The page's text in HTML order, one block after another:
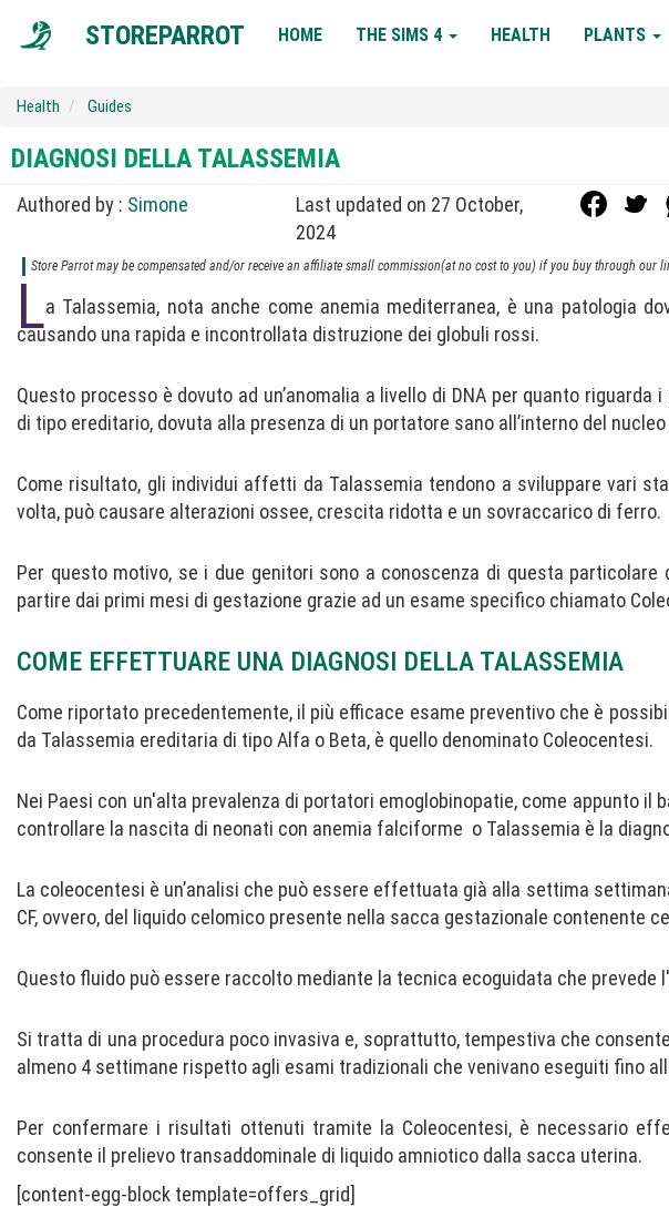
STOREPARROT
NAVIGATION
HOME THE SIMS 4 HEALTH PLANTS
Health Guides
DIAGNOSI DELLA TALASSEMIA
Authored by : Simone
Last updated on 27 October,
2024
Store Parrot may be compensated and/or receive an affiliate small commission(at no cost to you) if you buy through our
La Talassemia, nota anche come anemia mediterranea, è una patologia
causando una rapida e incontrollata distruzione dei globuli rossi.
Questo processo è dovuto ad un’anomalia a livello di DNA per quanto
di tipo ereditario, dovuta alla presenza di un portatore sano all’interno del
Come risultato, gli individui affetti da Talassemia tendono a sviluppare vari
volta, può causare alterazioni ossee, crescita ridotta e un sovraccarico di ferro.
Per questo motivo, se i due genitori sono a conoscenza di questa
partire dai primi mesi di gestazione grazie ad un esame specifico chiamato
COME EFFETTUARE UNA DIAGNOSI DELLA TALASSEMIA
Come riportato precedentemente, il più efficace esame preventivo che è
da Talassemia ereditaria di tipo Alfa o Beta, è quello denominato Coleocentesi.
Nei Paesi con un'alta prevalenza di portatori emoglobinopatie, come appunto
controllare la nascita di neonati con anemia falciforme o Talassemia è la
La coleocentesi è un’analisi che può essere effettuata già alla settima
CF, ovvero, del liquido celomico presente nella sacca gestazionale contenente
Questo fluido può essere raccolto mediante la tecnica ecoguidata che prevede
Si tratta di una procedura poco invasiva e, soprattutto, tempestiva che
almeno 4 settimane rispetto agli esami tradizionali che venivano eseguiti fino
Per confermare i risultati ottenuti tramite la Coleocentesi, è necessario
consente il prelievo transaddominale di liquido amniotico dalla sacca uterina.
[content-egg-block template=offers_grid]